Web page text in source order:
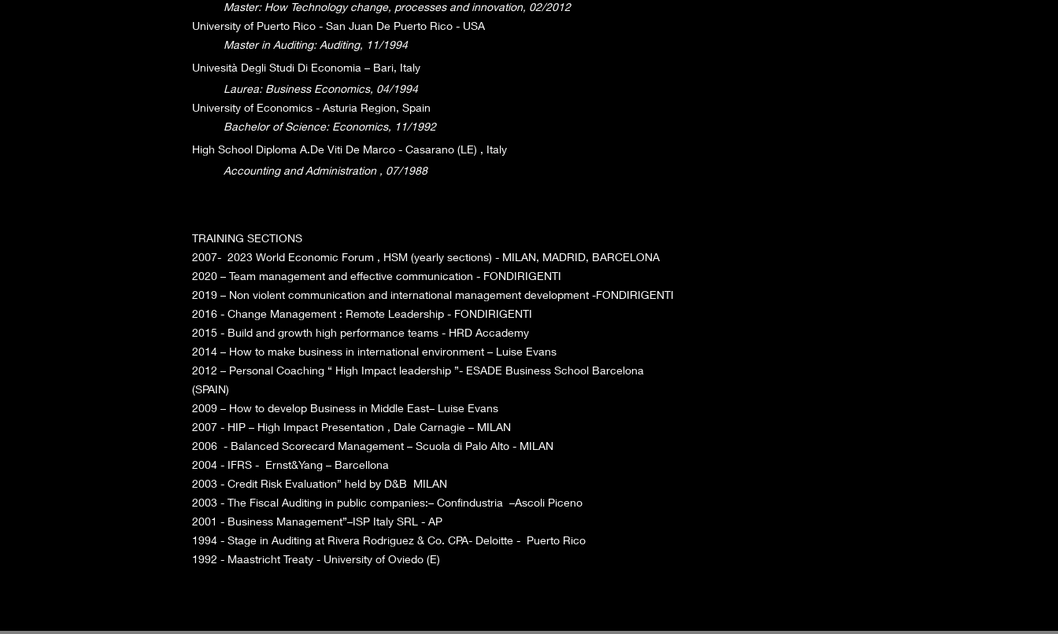
Master: How Technology change, processes and innovation, 02/2012
University of Puerto Rico - San Juan De Puerto Rico - USA
Master in Auditing: Auditing, 11/1994
Univesità Degli Studi Di Economia – Bari, Italy
Laurea: Business Economics, 04/1994
University of Economics - Asturia Region, Spain
Bachelor of Science: Economics, 11/1992
High School Diploma A.De Viti De Marco - Casarano (LE) , Italy
Accounting and Administration , 07/1988
TRAINING SECTIONS
2007- 2023 World Economic Forum , HSM (yearly sections) - MILAN, MADRID, BARCELONA
2020 – Team management and effective communication - FONDIRIGENTI
2019 – Non violent communication and international management development -FONDIRIGENTI
2016 - Change Management : Remote Leadership - FONDIRIGENTI
2015 - Build and growth high performance teams - HRD Accademy
2014 – How to make business in international environment – Luise Evans
2012 – Personal Coaching “ High Impact leadership ”- ESADE Business School Barcelona
(SPAIN)
2009 – How to develop Business in Middle East– Luise Evans
2007 - HIP – High Impact Presentation , Dale Carnagie – MILAN
2006 - Balanced Scorecard Management – Scuola di Palo Alto - MILAN
2004 - IFRS - Ernst&Yang – Barcellona
2003 - Credit Risk Evaluation” held by D&B MILAN
2003 - The Fiscal Auditing in public companies:– Confindustria –Ascoli Piceno
2001 - Business Management”–ISP Italy SRL - AP
1994 - Stage in Auditing at Rivera Rodriguez & Co. CPA- Deloitte - Puerto Rico
1992 - Maastricht Treaty - University of Oviedo (E)